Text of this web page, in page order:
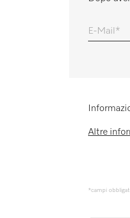
E-Mail
Altre
*campi